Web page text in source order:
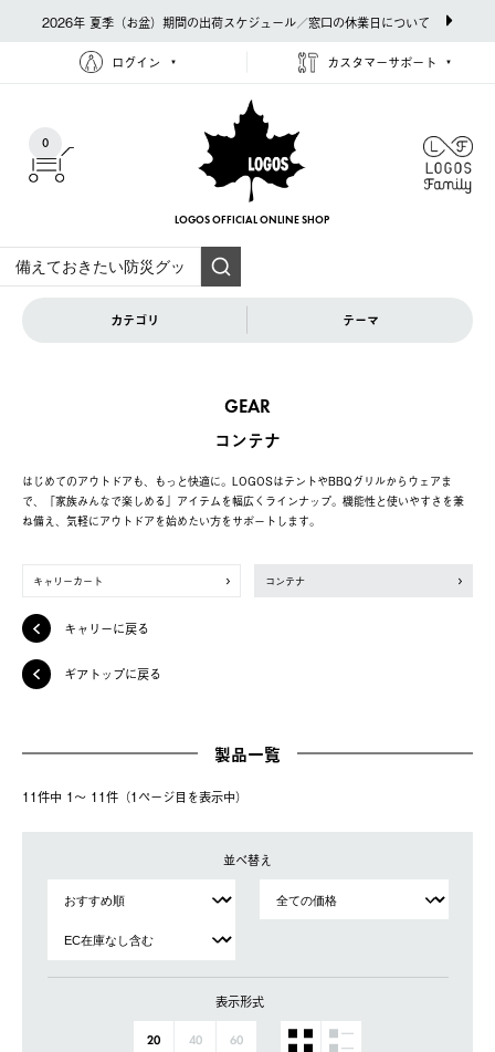
2026年 夏季（お盆）期間の出荷スケジュール／窓口の休業日について
ログイン カスタマーサポート
0
LOGOS OFFICIAL ONLINE SHOP
カテゴリ テーマ
GEAR
コンテナ
はじめてのアウトドアも、もっと快適に。LOGOSはテントやBBQグリルからウェアま
で、「家族みんなで楽しめる」アイテムを幅広くラインナップ。機能性と使いやすさを兼
ね備え、気軽にアウトドアを始めたい方をサポートします。
キャリーカート コンテナ
キャリーに戻る
ギアトップに戻る
製品一覧
11件中 1〜 11件（1ページ⽬を表⽰中）
並べ替え
表示形式
20 40 60